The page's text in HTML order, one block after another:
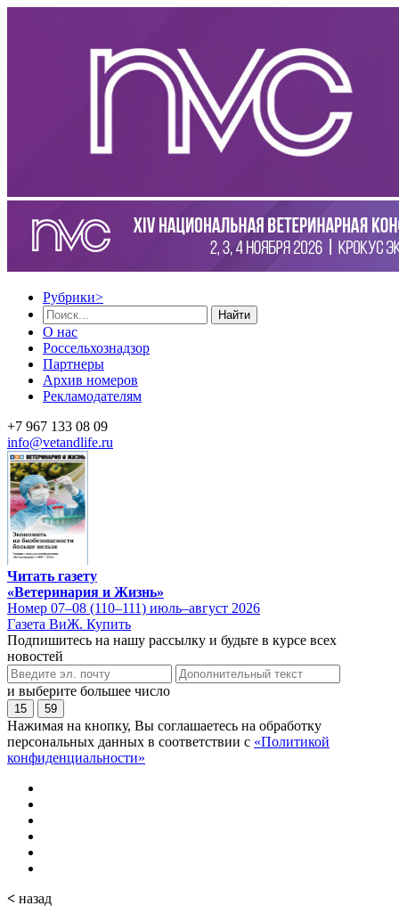
Рубрики>
Найти
О нас
Россельхознадзор
Партнеры
Архив номеров
Рекламодателям
+7 967 133 08 09
info@vetandlife.ru
Читать газету
«Ветеринария и Жизнь»
Номер 07–08 (110–111) июль–август 2026
Газета ВиЖ. Купить
Подпишитесь на нашу рассылку и будьте в курсе всех
новостей
и выберите большее число
15 59
Нажимая на кнопку, Вы соглашаетесь на обработку
персональных данных в соответствии с «Политикой
конфиденциальности»
< назад